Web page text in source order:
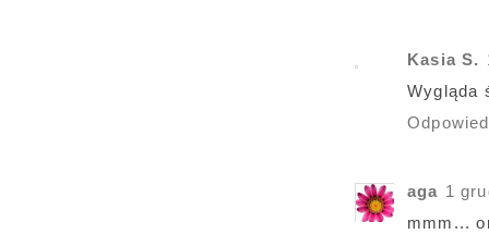
Kasia S.
Wygląda
aga 1
mmm...